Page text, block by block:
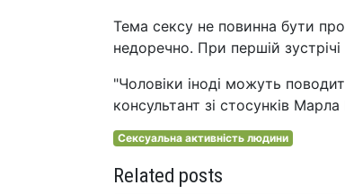
Тема сексу не повинна бути
недоречно. При першій
"Чоловіки іноді можуть
консультант зі стосунків
Сексуальна активність людини
Related posts